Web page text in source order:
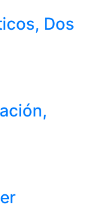
Dos